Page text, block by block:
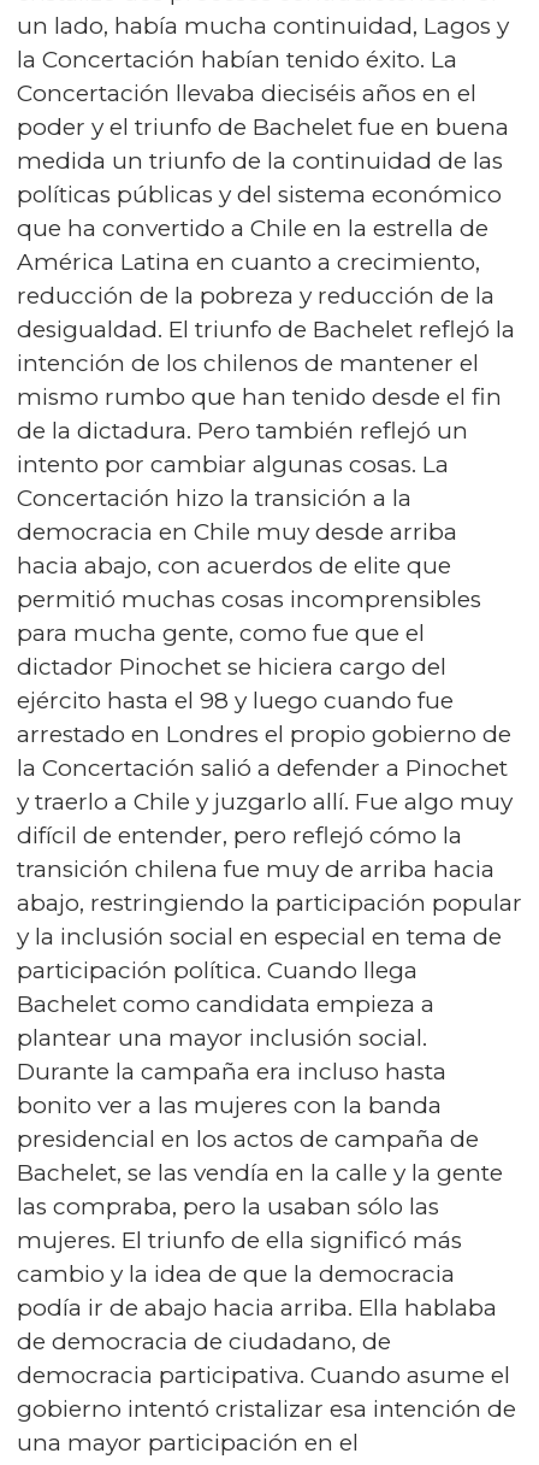
un lado, había mucha continuidad, Lagos y
la Concertación habían tenido éxito. La
Concertación llevaba dieciséis años en el
poder y el triunfo de Bachelet fue en buena
medida un triunfo de la continuidad de las
políticas públicas y del sistema económico
que ha convertido a Chile en la estrella de
América Latina en cuanto a crecimiento,
reducción de la pobreza y reducción de la
desigualdad. El triunfo de Bachelet reflejó la
intención de los chilenos de mantener el
mismo rumbo que han tenido desde el fin
de la dictadura. Pero también reflejó un
intento por cambiar algunas cosas. La
Concertación hizo la transición a la
democracia en Chile muy desde arriba
hacia abajo, con acuerdos de elite que
permitió muchas cosas incomprensibles
para mucha gente, como fue que el
dictador Pinochet se hiciera cargo del
ejército hasta el 98 y luego cuando fue
arrestado en Londres el propio gobierno de
la Concertación salió a defender a Pinochet
y traerlo a Chile y juzgarlo allí. Fue algo muy
difícil de entender, pero reflejó cómo la
transición chilena fue muy de arriba hacia
abajo, restringiendo la participación popular
y la inclusión social en especial en tema de
participación política. Cuando llega
Bachelet como candidata empieza a
plantear una mayor inclusión social.
Durante la campaña era incluso hasta
bonito ver a las mujeres con la banda
presidencial en los actos de campaña de
Bachelet, se las vendía en la calle y la gente
las compraba, pero la usaban sólo las
mujeres. El triunfo de ella significó más
cambio y la idea de que la democracia
podía ir de abajo hacia arriba. Ella hablaba
de democracia de ciudadano, de
democracia participativa. Cuando asume el
gobierno intentó cristalizar esa intención de
una mayor participación en el